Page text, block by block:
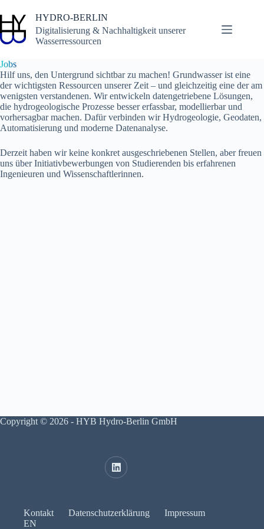
Inhalt
springen
HYDRO-BERLIN
Digitalisierung & Nachhaltigkeit unserer
Wasserressourcen
Jobs
Hilf uns, den Untergrund sichtbar zu machen! Grundwasser ist eine
der wichtigsten Ressourcen unserer Zeit – und gleichzeitig eine der am
wenigsten verstandenen. Wir entwickeln datengetriebene Lösungen,
die hydrogeologische Prozesse besser erfassbar, modellierbar und
vorhersagbar machen. Dafür verbinden wir Hydrogeologie, Geodaten,
Automatisierung und moderne Datenanalyse.
Derzeit haben wir keine konkret ausgeschriebenen Stellen, aber freuen
uns über Initiativbewerbungen von Studierenden bis erfahrenen
Ingenieuren und Wissenschaftlerinnen.
Copyright © 2026 - HYB Hydro-Berlin GmbH
Kontakt Datenschutzerklärung
Impressum
EN